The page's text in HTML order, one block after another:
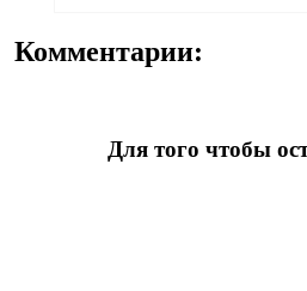
Комментарии:
Для того чтобы